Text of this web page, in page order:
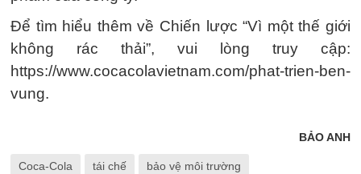
Để tìm hiểu thêm về Chiến lược “Vì một thế giới
không rác thải”, vui lòng truy cập:
https://www.cocacolavietnam.com/phat-trien-ben-
vung.
BẢO ANH
Coca-Cola tái chế bảo vệ môi trường